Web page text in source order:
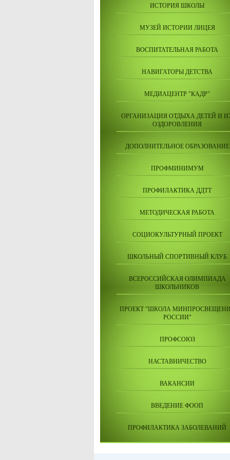
ИСТОРИЯ ШКОЛЫ
МУЗЕЙ ИСТОРИИ ЛИЦЕЯ
ВОСПИТАТЕЛЬНАЯ РАБОТА
НАВИГАТОРЫ ДЕТСТВА
МЕДИАЦЕНТР "КАДР"
ОРГАНИЗАЦИЯ ОТДЫХА ДЕТЕЙ И
ОЗДОРОВЛЕНИЯ
ДОПОЛНИТЕЛЬНОЕ ОБРАЗОВАНИЕ
ПРОФМИНИМУМ
ПРОФИЛАКТИКА ДДТТ
МЕТОДИЧЕСКАЯ РАБОТА
СОЦИОКУЛЬТУРНЫЙ ПРОЕКТ
ШКОЛЬНЫЙ СПОРТИВНЫЙ КЛУБ
ВСЕРОССИЙСКАЯ ОЛИМПИАДА
ШКОЛЬНИКОВ
ПРОЕКТ "ШКОЛА
РОССИИ"
ПРОФСОЮЗ
НАСТАВНИЧЕСТВО
ВАКАНСИИ
ВВЕДЕНИЕ ФООП
ПРОФИЛАКТИКА ЗАБОЛЕВАНИЙ